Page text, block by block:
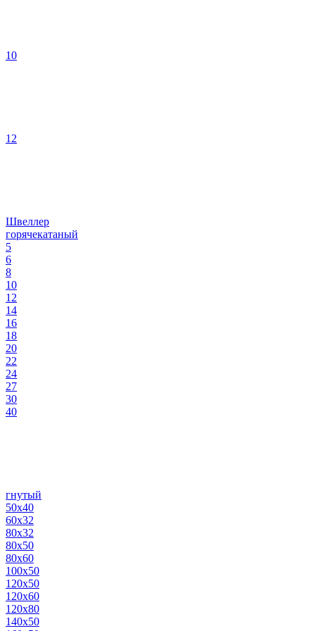
10
12
Швеллер
горячекатаный
5
6
8
10
12
14
16
18
20
22
24
27
30
40
гнутый
50х40
60х32
80х32
80х50
80х60
100х50
120х50
120х60
120х80
140х50